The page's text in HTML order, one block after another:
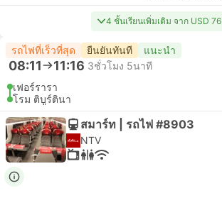
4 ชั้นเรียนเพิ่มเติม จาก USD 76
รถไฟที่เร็วที่สุด ยืนยันทันที แนะนำ
08:11 11:16 3ชั่วโมง 5นาที
เฟอร์รารา
โรม ติบูร์ตินา
สมาร์ท | รถไฟ #8903
NTV